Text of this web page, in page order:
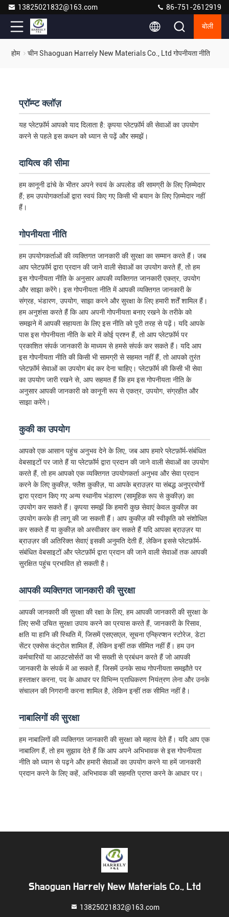
13825021832@163.com 86-751-2612919
बोली
होम चीन Shaoguan Harrely New Materials Co., Ltd गोपनीयता नीति
प्रॉम्प्ट क्लॉज़
यह प्लेटफ़ॉर्म आपको याद दिलाता है: कृपया प्लेटफ़ॉर्म की सेवाओं का उपयोग
करने से पहले इस कथन को ध्यान से पढ़ें और समझें।
दायित्व की सीमा
हम कानूनी ढांचे के भीतर अपने स्वयं के अपलोड की सामग्री के लिए ज़िम्मेदार
हैं; हम उपयोगकर्ताओं द्वारा स्वयं किए गए किसी भी बयान के लिए ज़िम्मेदार नहीं
हैं।
गोपनीयता नीति
हम उपयोगकर्ताओं की व्यक्तिगत जानकारी की सुरक्षा का सम्मान करते हैं। जब
आप प्लेटफ़ॉर्म द्वारा प्रदान की जाने वाली सेवाओं का उपयोग करते हैं, तो हम
इस गोपनीयता नीति के अनुसार आपकी व्यक्तिगत जानकारी एकत्र, उपयोग
और साझा करेंगे। इस गोपनीयता नीति में आपकी व्यक्तिगत जानकारी के
संग्रह, भंडारण, उपयोग, साझा करने और सुरक्षा के लिए हमारी शर्तें शामिल हैं।
हम अनुशंसा करते हैं कि आप अपनी गोपनीयता बनाए रखने के तरीके को
समझने में आपकी सहायता के लिए इस नीति को पूरी तरह से पढ़ें। यदि आपके
पास इस गोपनीयता नीति के बारे में कोई प्रश्न हैं, तो आप प्लेटफ़ॉर्म पर
प्रकाशित संपर्क जानकारी के माध्यम से हमसे संपर्क कर सकते हैं। यदि आप
इस गोपनीयता नीति की किसी भी सामग्री से सहमत नहीं हैं, तो आपको तुरंत
प्लेटफ़ॉर्म सेवाओं का उपयोग बंद कर देना चाहिए। प्लेटफ़ॉर्म की किसी भी सेवा
का उपयोग जारी रखने से, आप सहमत हैं कि हम इस गोपनीयता नीति के
अनुसार आपकी जानकारी को कानूनी रूप से एकत्र, उपयोग, संग्रहीत और
साझा करेंगे।
कुकी का उपयोग
आपको एक आसान पहुंच अनुभव देने के लिए, जब आप हमारे प्लेटफ़ॉर्म-संबंधित
वेबसाइटों पर जाते हैं या प्लेटफ़ॉर्म द्वारा प्रदान की जाने वाली सेवाओं का उपयोग
करते हैं, तो हम आपको एक व्यक्तिगत उपयोगकर्ता अनुभव और सेवा प्रदान
करने के लिए कुकीज़, फ्लैश कुकीज़, या आपके ब्राउज़र या संबद्ध अनुप्रयोगों
द्वारा प्रदान किए गए अन्य स्थानीय भंडारण (सामूहिक रूप से कुकीज़) का
उपयोग कर सकते हैं। कृपया समझें कि हमारी कुछ सेवाएं केवल कुकीज़ का
उपयोग करके ही लागू की जा सकती हैं। आप कुकीज़ की स्वीकृति को संशोधित
कर सकते हैं या कुकीज़ को अस्वीकार कर सकते हैं यदि आपका ब्राउज़र या
ब्राउज़र की अतिरिक्त सेवाएं इसकी अनुमति देती हैं, लेकिन इससे प्लेटफ़ॉर्म-
संबंधित वेबसाइटों और प्लेटफ़ॉर्म द्वारा प्रदान की जाने वाली सेवाओं तक आपकी
सुरक्षित पहुंच प्रभावित हो सकती है।
आपकी व्यक्तिगत जानकारी की सुरक्षा
आपकी जानकारी की सुरक्षा की रक्षा के लिए, हम आपकी जानकारी की सुरक्षा के
लिए सभी उचित सुरक्षा उपाय करने का प्रयास करते हैं, जानकारी के रिसाव,
क्षति या हानि की स्थिति में, जिसमें एसएसएल, सूचना एन्क्रिप्शन स्टोरेज, डेटा
सेंटर एक्सेस कंट्रोल शामिल हैं, लेकिन इन्हीं तक सीमित नहीं हैं। हम उन
कर्मचारियों या आउटसोर्सरों का भी सख्ती से प्रबंधन करते हैं जो आपकी
जानकारी के संपर्क में आ सकते हैं, जिसमें उनके साथ गोपनीयता समझौते पर
हस्ताक्षर करना, पद के आधार पर विभिन्न प्राधिकरण नियंत्रण लेना और उनके
संचालन की निगरानी करना शामिल है, लेकिन इन्हीं तक सीमित नहीं है।
नाबालिगों की सुरक्षा
हम नाबालिगों की व्यक्तिगत जानकारी की सुरक्षा को महत्व देते हैं। यदि आप एक
नाबालिग हैं, तो हम सुझाव देते हैं कि आप अपने अभिभावक से इस गोपनीयता
नीति को ध्यान से पढ़ने और हमारी सेवाओं का उपयोग करने या हमें जानकारी
प्रदान करने के लिए कहें, अभिभावक की सहमति प्राप्त करने के आधार पर।
Shaoguan Harrely New Materials Co., Ltd
13825021832@163.com